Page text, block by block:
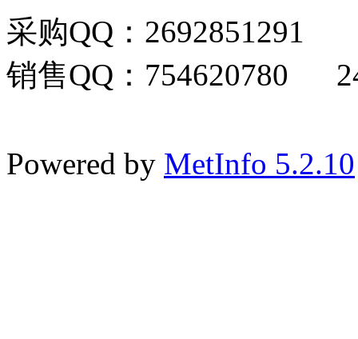
采购QQ：2692851291
销售QQ：754620780
Powered by MetInfo 5.2.10